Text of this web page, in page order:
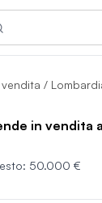
/
in vendita a
50.000 €